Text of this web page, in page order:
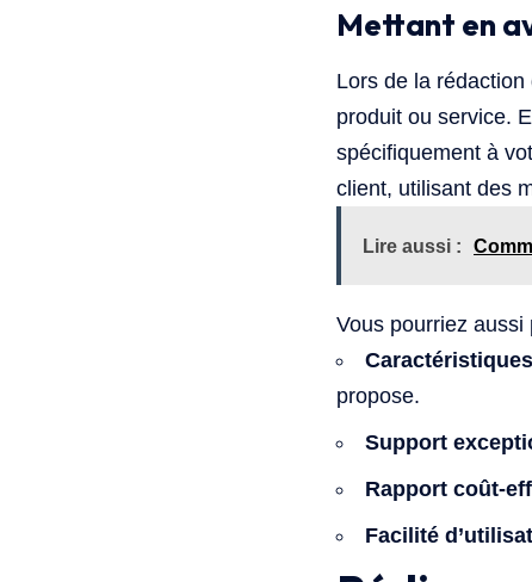
Mettant en
Lors de la
produit ou service.
spécifiquement à
client, utilisant des
Lire aussi :
Vous pourriez
propose.
Support
Rapport coût-
Facilité